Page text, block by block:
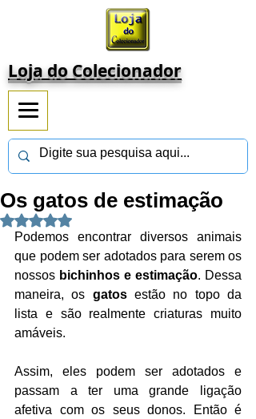
Loja do Colecionador
Os gatos de estimação
Avaliado com NaN de 5 estrelas.
Podemos encontrar diversos animais
que podem ser adotados para serem os
nossos bichinhos e estimação. Dessa
maneira, os gatos estão no topo da
lista e são realmente criaturas muito
amáveis.
Assim, eles podem ser adotados e
passam a ter uma grande ligação
afetiva com os seus donos. Então é